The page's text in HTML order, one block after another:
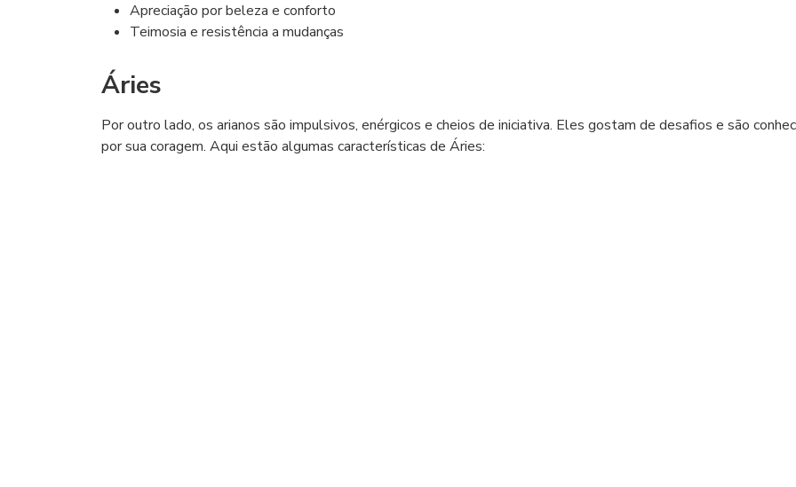
Apreciação por beleza e conforto
Teimosia e resistência a mudanças
Áries
Por outro lado, os arianos são impulsivos, enérgicos e cheios de iniciativa. Eles gostam de desafios e são
por sua coragem. Aqui estão algumas características de Áries: